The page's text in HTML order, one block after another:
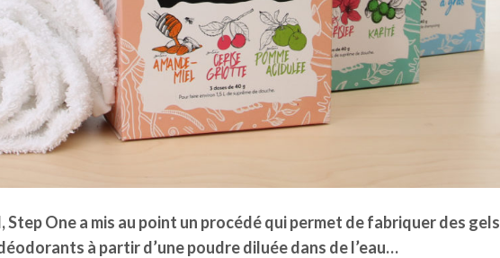
Step One a mis au point un procédé qui permet de fabriquer des gels
à partir d’une poudre diluée dans de l’eau…